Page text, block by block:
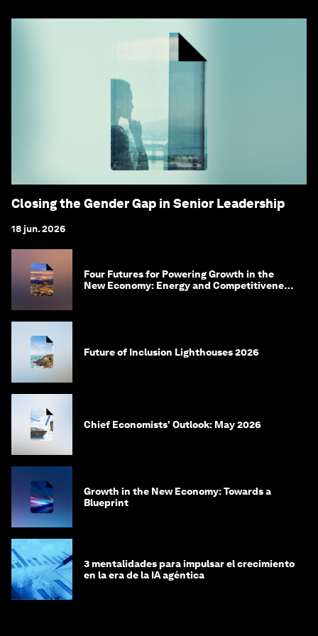
Closing the Gender Gap in Senior Leadership
18 jun. 2026
Four Futures for Powering Growth in the
New Economy: Energy and Competitiveness
Future of Inclusion Lighthouses 2026
Chief Economists' Outlook: May 2026
Growth in the New Economy: Towards a
Blueprint
3 mentalidades para impulsar el crecimiento
en la era de la IA agéntica